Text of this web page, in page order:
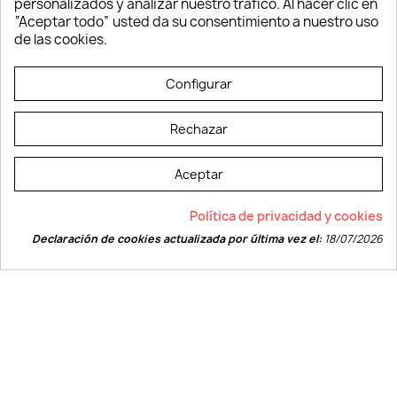
Verano y playa
Vestuario laboral
© LEVELPRINT - 2026
La página dispone de código accesible según las normas dictadas por la
W3C
personalizados y analizar nuestro tráfico. Al hacer clic en
“Aceptar todo” usted da su consentimiento a nuestro uso
de las cookies.
Configurar
Rechazar
Aceptar
Política de privacidad y cookies
Declaración de cookies actualizada por última vez el:18/07/2026